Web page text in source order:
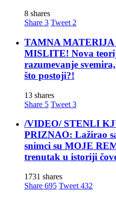
8 shares
Share 3 Tweet 2
TAMNA MATERIJA
MISLITE! Nova
razumevanje
što postoji?!
13 shares
Share 5 Tweet 3
/VIDEO/ STENLI
PRIZNAO: Lažirao
snimci su MOJE
trenutak u istoriji
1731 shares
Share 695 Tweet 432